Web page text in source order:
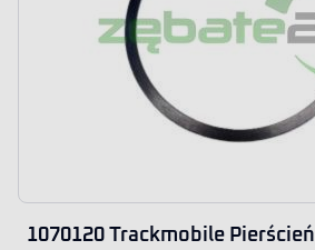
1070120 Trackmobile Pierścień